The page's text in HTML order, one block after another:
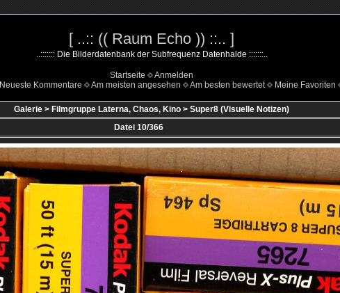
[ ..:: (( Raum Echo )) ::.. ]
..::::::: Die Bilderdatenbank der Subfrequenz Datenhalde :::::::..
Startseite
Anmelden
Neueste Kommentare Am meisten angesehen Am besten bewertet Meine Favoriten
Galerie > Filmgruppe Laterna, Chaos, Kino > Super8 (Visuelle Notizen)
Datei 10/366